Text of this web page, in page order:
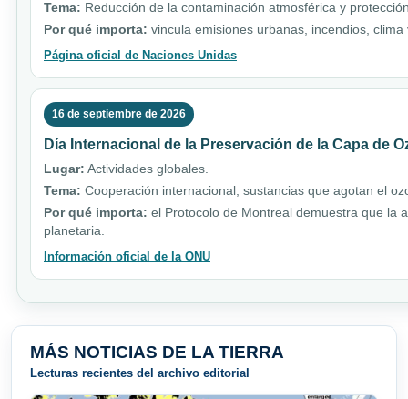
Tema: Reducción de la contaminación atmosférica y
Por qué importa: vincula emisiones urbanas, incendios,
Página oficial de Naciones Unidas
16 de septiembre de 2026
Día Internacional de la Preservación de la Capa de
Lugar: Actividades globales.
Tema: Cooperación internacional, sustancias que agotan el
Por qué importa: el Protocolo de Montreal demuestra que la
planetaria.
Información oficial de la ONU
MÁS NOTICIAS DE LA TIERRA
Lecturas recientes del archivo editorial